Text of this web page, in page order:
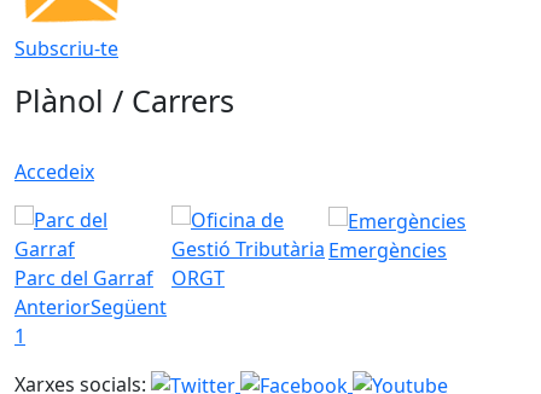
Subscriu-te
Plànol / Carrers
Accedeix
Parc del Garraf ORGT
Emergències
AnteriorSegüent
1
Xarxes socials: